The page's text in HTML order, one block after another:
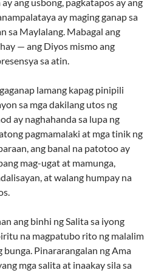
ay maging ganap sa
sa Maylalang. Mabagal ang
— ang Diyos mismo ang
sa atin.
lamang kapag pinipili
sa mga dakilang utos ng
ay naghahanda sa lupa ng
pagmamalaki at mga tinik ng
ang banal na patotoo ay
mag-ugat at mamunga,
at walang humpay na
ang binhi ng Salita sa iyong
na magpatubo rito ng malalim
bunga. Pinararangalan ng Ama
mga salita at inaakay sila sa